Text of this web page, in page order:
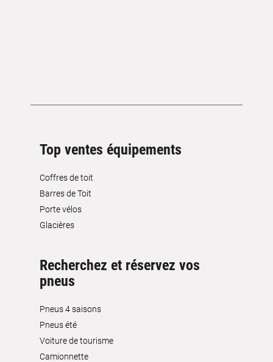
Top ventes équipements
Coffres de toit
Barres de Toit
Porte vélos
Glacières
Recherchez et réservez vos
pneus
Pneus 4 saisons
Pneus été
Voiture de tourisme
Camionnette